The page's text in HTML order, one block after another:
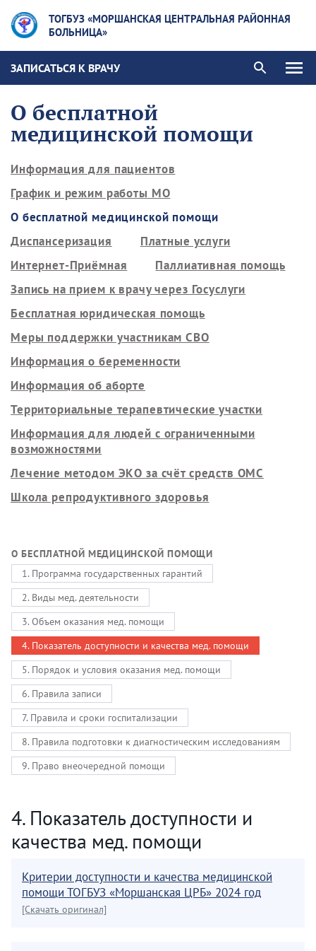
ТОГБУЗ «МОРШАНСКАЯ ЦЕНТРАЛЬНАЯ РАЙОННАЯ
БОЛЬНИЦА»
ЗАПИСАТЬСЯ К ВРАЧУ
О бесплатной
медицинской помощи
Информация для пациентов
График и режим работы МО
О бесплатной медицинской помощи
Диспансеризация
Платные услуги
Интернет-Приёмная
Паллиативная помощь
Запись на прием к врачу через Госуслуги
Бесплатная юридическая помощь
Меры поддержки участникам СВО
Информация о беременности
Информация об аборте
Территориальные терапевтические участки
Информация для людей с ограниченными
возможностями
Лечение методом ЭКО за счёт средств ОМС
Школа репродуктивного здоровья
О БЕСПЛАТНОЙ МЕДИЦИНСКОЙ ПОМОЩИ
1. Программа государственных гарантий
2. Виды мед. деятельности
3. Объем оказания мед. помощи
4. Показатель доступности и качества мед. помощи
5. Порядок и условия оказания мед. помощи
6. Правила записи
7. Правила и сроки госпитализации
8. Правила подготовки к диагностическим исследованиям
9. Право внеочередной помощи
4. Показатель доступности и
качества мед. помощи
Критерии доступности и качества медицинской
помощи ТОГБУЗ «Моршанская ЦРБ» 2024 год
[Скачать оригинал]